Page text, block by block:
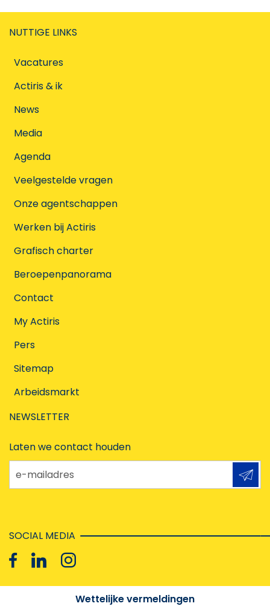
NUTTIGE LINKS
Vacatures
Actiris & ik
News
Media
Agenda
Veelgestelde vragen
Onze agentschappen
Werken bij Actiris
Grafisch charter
Beroepenpanorama
Contact
My Actiris
Pers
Sitemap
Arbeidsmarkt
NEWSLETTER
Laten we contact houden
e-mailadres
SOCIAL MEDIA
Wettelijke vermeldingen